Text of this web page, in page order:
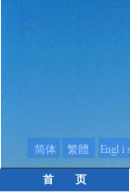
首 页